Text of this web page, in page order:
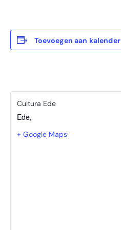
Toevoegen aan kalender
Cultura Ede
Ede,
+ Google Maps